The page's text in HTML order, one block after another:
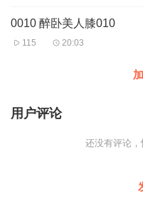
0010 醉卧美人膝010
115 20:03
用户评论
还没有评论，